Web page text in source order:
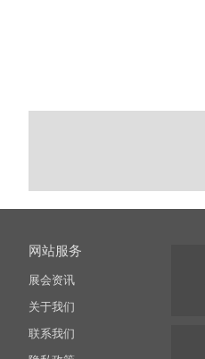
网站服务
展会资讯
关于我们
联系我们